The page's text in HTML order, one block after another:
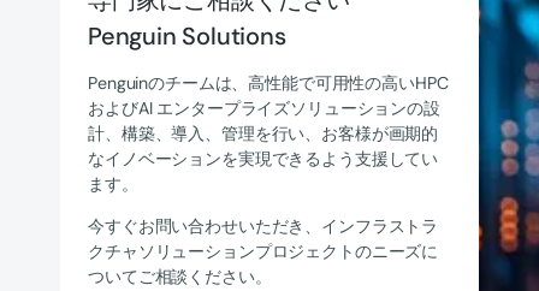
Penguin Solutions
Penguinのチームは、高性能で可用性の高いHPC
およびAI エンタープライズソリューションの設
計、構築、導入、管理を行い、お客様が画期的
なイノベーションを実現できるよう支援してい
ます。
今すぐお問い合わせいただき、インフラストラ
クチャソリューションプロジェクトのニーズに
ついてご相談ください。